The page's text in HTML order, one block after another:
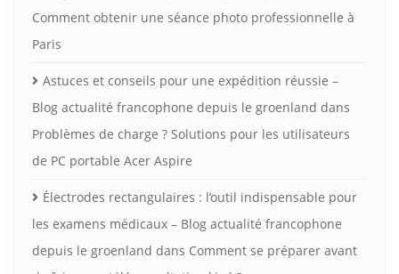
Comment obtenir une séance photo professionnelle à
Paris
Astuces et conseils pour une expédition réussie –
Blog actualité francophone depuis le groenland dans
Problèmes de charge ? Solutions pour les utilisateurs
de PC portable Acer Aspire
Électrodes rectangulaires : l’outil indispensable pour
les examens médicaux – Blog actualité francophone
depuis le groenland dans Comment se préparer avant